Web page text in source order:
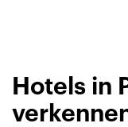
Hotels in